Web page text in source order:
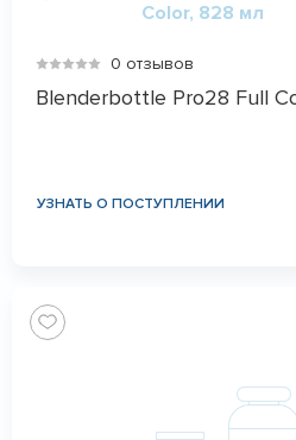
0 отзывов
Blenderbottle Pro28 Full
УЗНАТЬ О ПОСТУПЛЕНИИ